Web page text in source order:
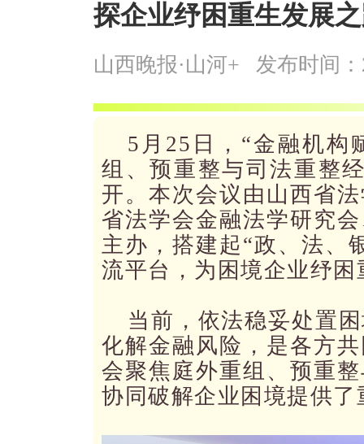
探企业纾困重生发展
山西晚报·山河+ 发布时间：
5月25日，“金融机
组、预重整与司法重整
开。本次会议由山西省
省法学会金融法学研究
主办，搭建起“政、法、
流平台，为困境企业纾
当前，依法稳妥处置
化解金融风险，是各方
会聚焦庭外重组、预重
协同破解企业困境提供了